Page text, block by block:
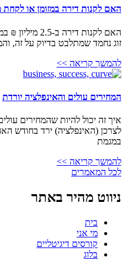
האם לקנות דירה במזומן או
האם לקנות
זוג נחמד שמתלבט בדיוק על זה,
להמשך קריאה >>
המחירים עולים והאינפלציה יורדת
איך זה יכול להיות שהמחירים
במגמת
להמשך קריאה >>
לכל המאמרים
ניווט מהיר באתר
בית
מי אני
קורסים דיגיטליים
בלוג